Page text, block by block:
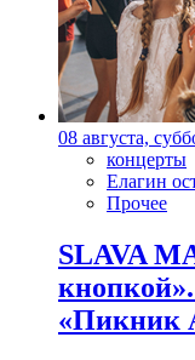
08 августа,
концерты
Елагин
Прочее
SLAVA
«Пикник